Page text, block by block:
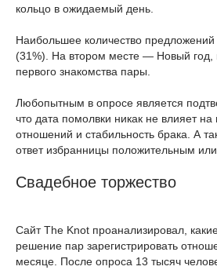
кольцо в ожидаемый день.
Наибольшее количество
(31%). На втором месте — Новый год,
первого знакомства пары.
Любопытным в опросе является
что дата помолвки никак не влияет
отношений и стабильность брака. А
ответ избранницы положительным или
Свадебное торжество
Сайт The Knot проанализировал,
решение пар зарегистрировать
месяце. После опроса 13 тысяч